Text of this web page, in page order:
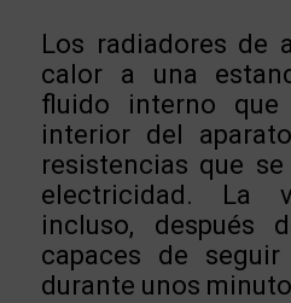
Los radiadores de
calor a una
fluido interno que
interior del
resistencias que
electricidad. La
incluso, después
capaces de
durante unos